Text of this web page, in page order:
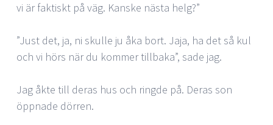
vi är faktiskt på väg. Kanske nästa helg?”
”Just det, ja, ni skulle ju åka bort. Jaja, ha det så kul
och vi hörs när du kommer tillbaka”, sade jag.
Jag åkte till deras hus och ringde på. Deras son
öppnade dörren.